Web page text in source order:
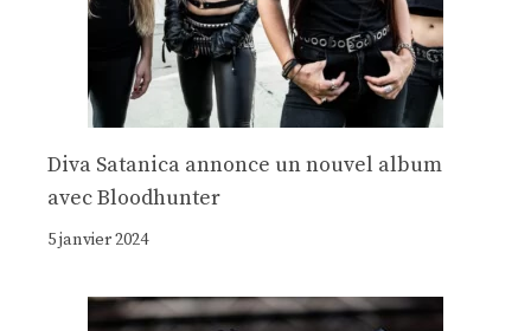
Diva Satanica annonce un nouvel album
avec Bloodhunter
5 janvier 2024